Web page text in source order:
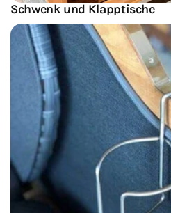
Schwenk und Klapptische